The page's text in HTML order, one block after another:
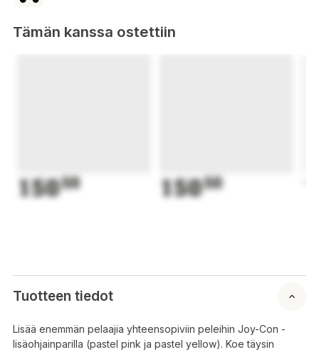
Tämän kanssa ostettiin
15050 15050
Tuotteen tiedot
Lisää enemmän pelaajia yhteensopiviin peleihin Joy-Con -
lisäohjainparilla (pastel pink ja pastel yellow). Koe täysin